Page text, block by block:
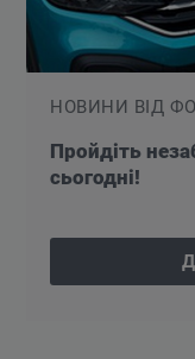
НОВИНИ ВІД
Пройдіть
сьогодні!